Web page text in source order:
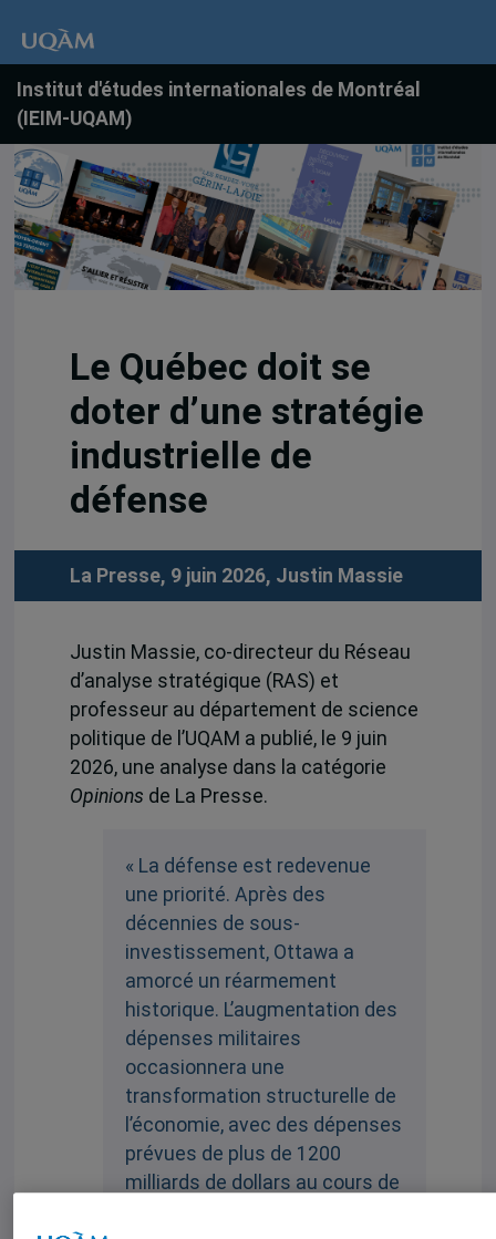
Institut d'études internationales de Montréal
(IEIM-UQAM)
Le Québec doit se
doter d’une stratégie
industrielle de
défense
La Presse, 9 juin 2026, Justin Massie
Justin Massie, co-directeur du Réseau
d’analyse stratégique (RAS) et
professeur au département de science
politique de l’UQAM a publié, le 9 juin
2026, une analyse dans la catégorie
Opinions de La Presse.
« La défense est redevenue
une priorité. Après des
décennies de sous-
investissement, Ottawa a
amorcé un réarmement
historique. L’augmentation des
dépenses militaires
occasionnera une
transformation structurelle de
l’économie, avec des dépenses
prévues de plus de 1200
milliards de dollars au cours de